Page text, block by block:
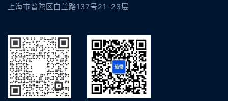
上海市普陀区白兰路137号21-23层